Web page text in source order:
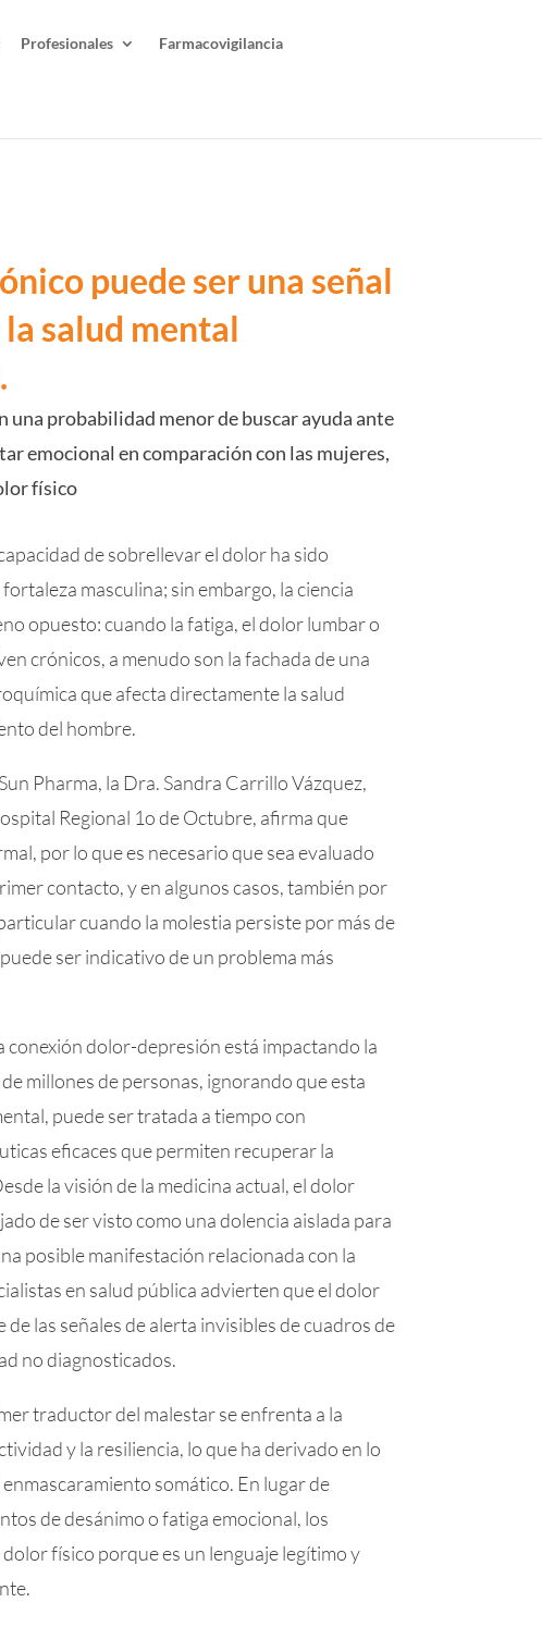
Profesionales Farmacovigilancia
puede ser una señal
salud mental
una probabilidad menor de buscar ayuda ante
emocional en comparación con las mujeres,
físico
de sobrellevar el dolor ha sido
masculina; sin embargo, la ciencia
opuesto: cuando la fatiga, el dolor lumbar o
crónicos, a menudo son la fachada de una
que afecta directamente la salud
del hombre.
Pharma, la Dra. Sandra Carrillo Vázquez,
Regional 1o de Octubre, afirma que
por lo que es necesario que sea evaluado
contacto, y en algunos casos, también por
cuando la molestia persiste por más de
ser indicativo de un problema más
conexión dolor-depresión está impactando la
millones de personas, ignorando que esta
puede ser tratada a tiempo con
eficaces que permiten recuperar la
la visión de la medicina actual, el dolor
de ser visto como una dolencia aislada para
posible manifestación relacionada con la
en salud pública advierten que el dolor
las señales de alerta invisibles de cuadros de
no diagnosticados.
traductor del malestar se enfrenta a la
y la resiliencia, lo que ha derivado en lo
somático. En lugar de
de desánimo o fatiga emocional, los
físico porque es un lenguaje legítimo y